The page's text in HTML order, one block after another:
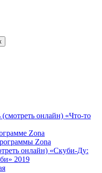
(смотреть онлайн) «Что-то
Zona
Zona
онлайн) «Скуби-Ду:
2019